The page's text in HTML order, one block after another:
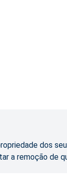
dos
a remoção de